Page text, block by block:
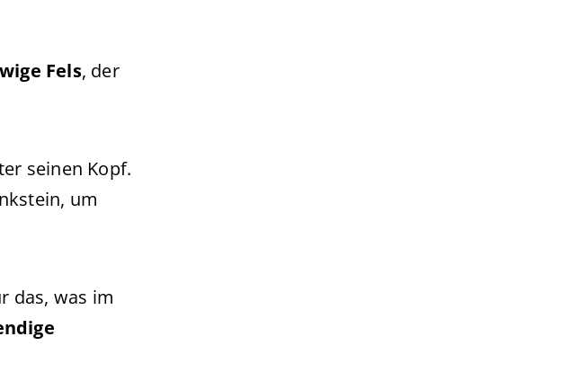
Fels, der
seinen Kopf.
um
das, was im